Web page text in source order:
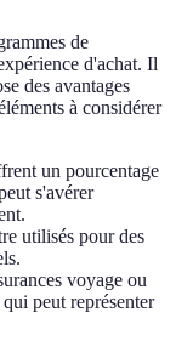
de
d'achat. Il
des avantages
à considérer
un pourcentage
s'avérer
utilisés pour des
voyage ou
peut représenter